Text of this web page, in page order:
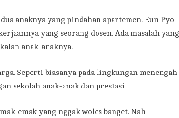
anaknya yang pindahan apartemen. Eun Pyo
yang seorang dosen. Ada masalah yang
anak-anaknya.
Seperti biasanya pada lingkungan menengah
sekolah anak-anak dan prestasi.
emak yang nggak woles banget. Nah